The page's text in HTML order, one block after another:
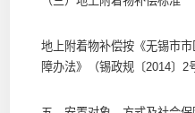
地上附着物补偿按《无锡市
障办法》（锡政规〔2014〕2